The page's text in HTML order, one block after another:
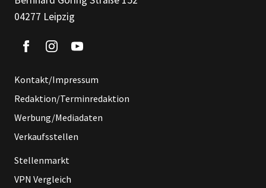
04277 Leipzig
Kontakt/Impressum
Redaktion/Terminredaktion
Werbung/Mediadaten
Verkaufsstellen
Stellenmarkt
VPN Vergleich